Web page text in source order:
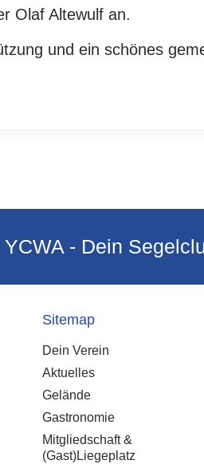
Olaf Altewulf an.
und ein schönes
YCWA - Dein
Sitemap
Dein Verein
Aktuelles
Gelände
Gastronomie
Mitgliedschaft &
(Gast)Liegeplatz